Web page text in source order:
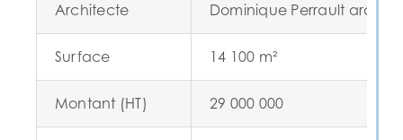
Architecte Dominique Perrault
Surface 14 100 m²
Montant (HT) 29 000 000